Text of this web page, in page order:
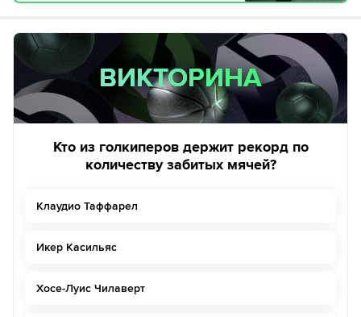
ВИКТОРИНА
ВИКТОРИНА
Кто из голкиперов держит рекорд по
количеству забитых мячей?
Клаудио Таффарел
Икер Касильяс
Хосе-Луис Чилаверт